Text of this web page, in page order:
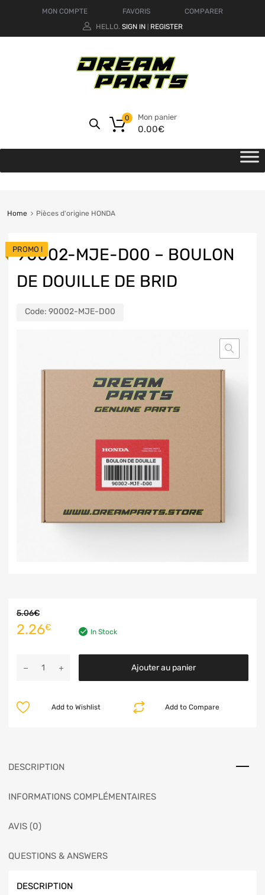
MON COMPTE FAVORIS
COMPARER
HELLO. SIGN IN REGISTER
Mon panier
0.00€
0
Home Pièces d'origine HONDA
90002-MJE-D00 – BOULON
DE DOUILLE DE BRID
Code: 90002-MJE-D00
PROMO !
5.06€
2.26€ In Stock
Ajouter au panier
Add to Compare
Add to Wishlist
DESCRIPTION
INFORMATIONS COMPLÉMENTAIRES
AVIS (0)
QUESTIONS & ANSWERS
DESCRIPTION